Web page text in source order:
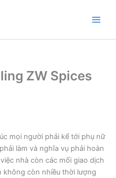
ZW Spices
mọi người phải kể tới phụ nữ
làm và nghĩa vụ phải hoàn
nhà còn các mối giao dịch
không còn nhiều thời lượng